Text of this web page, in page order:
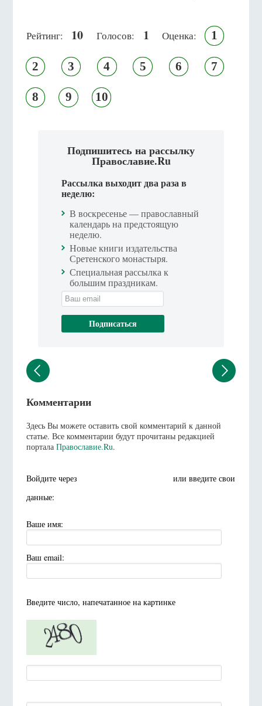
Рейтинг: 10 Голосов: 1 Оценка: 1
2 3 4 5 6 7
8 9 10
Подпишитесь на рассылку
Православие.Ru
Рассылка выходит два раза в
неделю:
В воскресенье — православный
календарь на предстоящую
неделю.
Новые книги издательства
Сретенского монастыря.
Специальная рассылка к
большим праздникам.
Комментарии
Здесь Вы можете оставить свой комментарий к данной
статье. Все комментарии будут прочитаны редакцией
портала Православие.Ru.
Войдите через
или введите свои
данные:
Ваше имя:
Ваш email:
Введите число, напечатанное на картинке